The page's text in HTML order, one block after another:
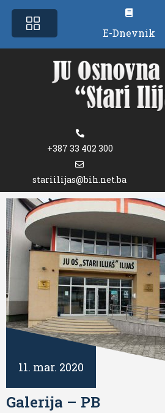
E-Dnevnik
+387 33 402 300
stariilijas@bih.net.ba
11. mar. 2020
Galerija – PB